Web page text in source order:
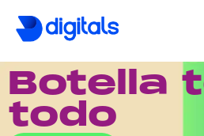
Botella
todo